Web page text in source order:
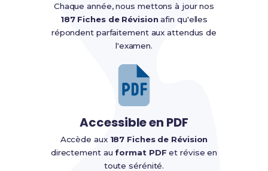
Chaque année, nous mettons à jour nos
187 Fiches de Révisionafin qu'elles
répondent parfaitement aux attendus de
l'examen.
Accessible en PDF
Accède aux 187 Fiches de Révision
directement auformat PDF et révise en
toute sérénité.